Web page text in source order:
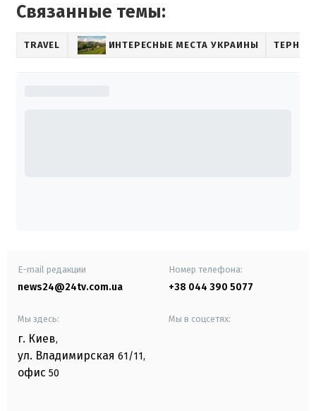
Связанные темы:
TRAVEL ИНТЕРЕСНЫЕ МЕСТА УКРАИНЫ
E-mail редакции
news24@24tv.com.ua
Номер телефона:
+38 044 390 5077
Мы здесь:
г. Киев,
ул. Владимирская 61/11,
офис 50
Мы в соцсетях: